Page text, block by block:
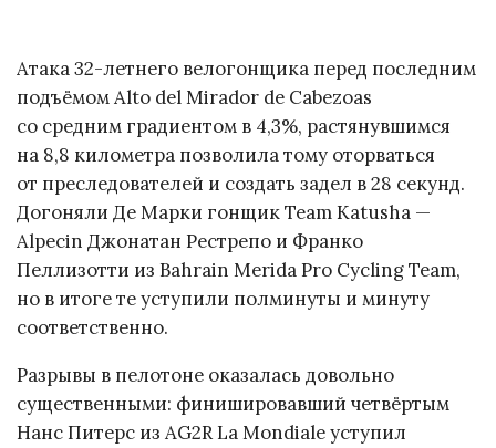
Атака 32-летнего велогонщика перед последним
подъёмом Alto del Mirador de Cabezoas
со средним градиентом в 4,3%, растянувшимся
на 8,8 километра позволила тому оторваться
от преследователей и создать задел в 28 секунд.
Догоняли Де Марки гонщик Team Katusha —
Alpecin Джонатан Рестрепо и Франко
Пеллизотти из Bahrain Merida Pro Cycling Team,
но в итоге те уступили полминуты и минуту
соответственно.
Разрывы в пелотоне оказалась довольно
существенными: финишировавший четвёртым
Нанс Питерс из AG2R La Mondiale уступил